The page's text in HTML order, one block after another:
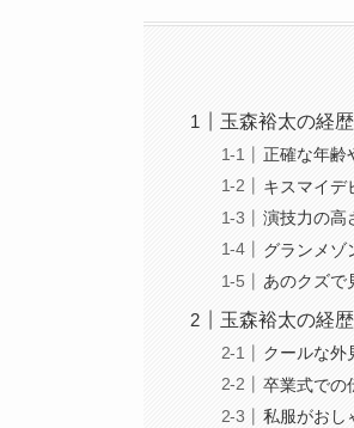
玉森裕太の経
正確な年齢
キスマイデ
演技力の高
グランメゾ
あのクズで
玉森裕太の経
クールな外
卒業式での
私服がおし